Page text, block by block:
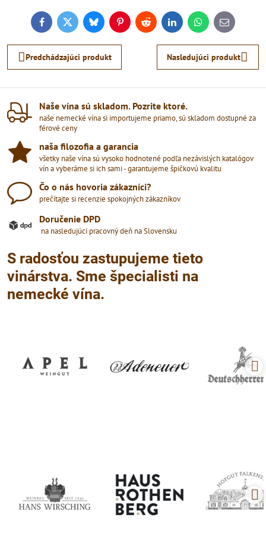
FacebookTwitterBlueskyPinterestReddit LinkedInWhatsApp
E-
mail
Predchádzajúci produkt Nasledujúci produkt
Naše vína sú skladom​. Pozrite ktoré​.
naše nemecké vína si importujeme priamo, sú skladom dostupné za
férové ceny
naša filozofia a garancia
všetky naše vína sú vysoko hodnotené podľa nezávislých katalógov
vín a vyberáme si ich sami - garantujeme špičkovú kvalitu
Čo o nás hovoria zákazníci?
prečítajte si recenzie spokojných zákazníkov
Doručenie DPD
na nasledujúci pracovný deň na Slovensku
S radosťou zastupujeme tieto
vinárstva. Sme špecialisti na
nemecké vína.